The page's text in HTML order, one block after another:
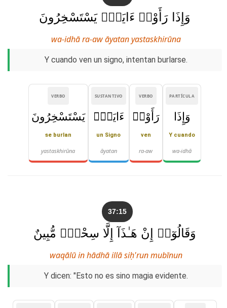
وَإِذَا رَأَوْا۟ ءَايَةًۭ يَسْتَسْخِرُونَ
wa-idhā ra-aw āyatan yastaskhirūna
Y cuando ven un signo, intentan burlarse.
PARTÍCULA
وَإِذَا
Y cuando
wa-idhā
VERBO
رَأَوْا۟
ven
ra-aw
SUSTANTIVO
ءَايَةًۭ
un Signo
āyatan
VERBO
يَسْتَسْخِرُونَ
se burlan
yastaskhirūna
37:15
وَقَالُوٓا۟ إِنْ هَـٰذَآ إِلَّا سِحْرٌۭ مُّبِينٌ
waqālū in hādhā illā siḥ'run mubīnun
Y dicen: "Esto no es sino magia evidente.